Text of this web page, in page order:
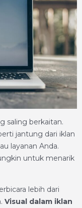
saling berkaitan.
jantung dari iklan
layanan Anda.
untuk menarik
lebih dari
Visual dalam iklan